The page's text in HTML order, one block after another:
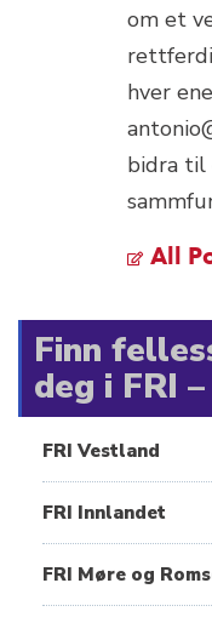
om et
hver
bidra
All
Finn
deg i FRI
FRI Vestland
FRI Innlandet
FRI Møre og